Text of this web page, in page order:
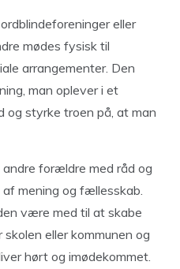
eller
mødes fysisk til
arrangementer. Den
man oplever i et
og styrke troen på, at man
forældre med råd og
mening og fællesskab.
være med til at skabe
eller kommunen og
hørt og imødekommet.